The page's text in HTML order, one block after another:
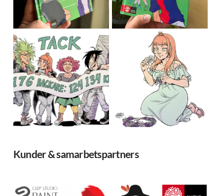
Kunder & samarbetspartners